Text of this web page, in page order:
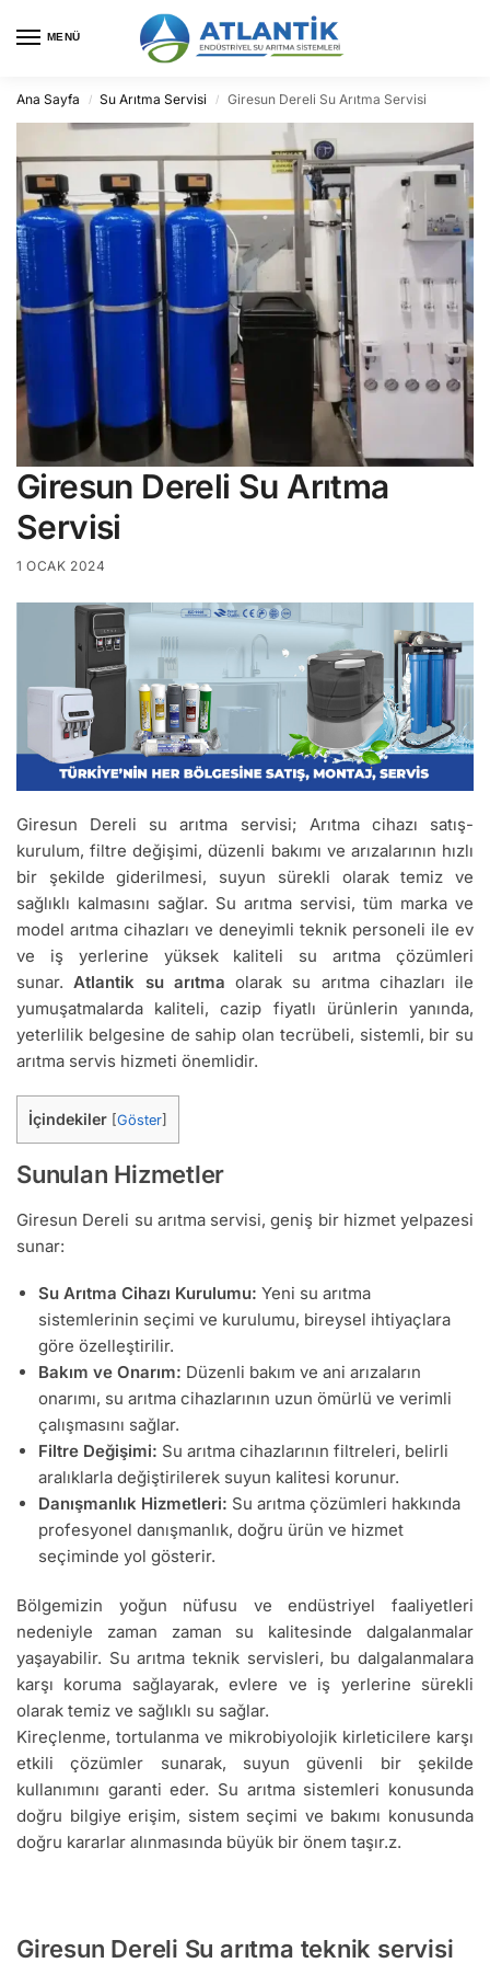
MENÜ
Ana Sayfa / Su Arıtma Servisi / Giresun Dereli Su Arıtma Servisi
Giresun Dereli Su Arıtma
Servisi
1 OCAK 2024
Giresun Dereli su arıtma servisi; Arıtma cihazı satış-
kurulum, filtre değişimi, düzenli bakımı ve arızalarının hızlı
bir şekilde giderilmesi, suyun sürekli olarak temiz ve
sağlıklı kalmasını sağlar. Su arıtma servisi, tüm marka ve
model arıtma cihazları ve deneyimli teknik personeli ile ev
ve iş yerlerine yüksek kaliteli su arıtma çözümleri
sunar.Atlantik su arıtma olarak su arıtma cihazları ile
yumuşatmalarda kaliteli, cazip fiyatlı ürünlerin yanında,
yeterlilik belgesine de sahip olan tecrübeli, sistemli, bir su
arıtma servis hizmeti önemlidir.
İçindekiler [Göster]
Sunulan Hizmetler
Giresun Dereli su arıtma servisi, geniş bir hizmet yelpazesi
sunar:
Su Arıtma Cihazı Kurulumu: Yeni su arıtma
sistemlerinin seçimi ve kurulumu, bireysel ihtiyaçlara
göre özelleştirilir.
Bakım ve Onarım: Düzenli bakım ve ani arızaların
onarımı, su arıtma cihazlarının uzun ömürlü ve verimli
çalışmasını sağlar.
Filtre Değişimi: Su arıtma cihazlarının filtreleri, belirli
aralıklarla değiştirilerek suyun kalitesi korunur.
Danışmanlık Hizmetleri: Su arıtma çözümleri hakkında
profesyonel danışmanlık, doğru ürün ve hizmet
seçiminde yol gösterir.
Bölgemizin yoğun nüfusu ve endüstriyel faaliyetleri
nedeniyle zaman zaman su kalitesinde dalgalanmalar
yaşayabilir. Su arıtma teknik servisleri, bu dalgalanmalara
karşı koruma sağlayarak, evlere ve iş yerlerine sürekli
olarak temiz ve sağlıklı su sağlar.
Kireçlenme, tortulanma ve mikrobiyolojik kirleticilere karşı
etkili çözümler sunarak, suyun güvenli bir şekilde
kullanımını garanti eder. Su arıtma sistemleri konusunda
doğru bilgiye erişim, sistem seçimi ve bakımı konusunda
doğru kararlar alınmasında büyük bir önem taşır.z.
Giresun Dereli Su arıtma teknik servisi